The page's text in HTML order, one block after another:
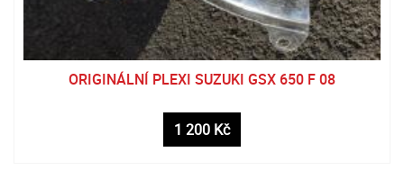
ORIGINÁLNÍ PLEXI SUZUKI GSX 650 F 08
1 200 Kč